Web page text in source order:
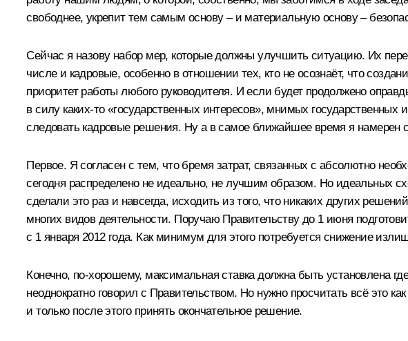
свободнее, укрепит тем самым основу – и материальную основу –
Сейчас я назову набор мер, которые должны улучшить ситуацию. Их
числе и кадровые, особенно в отношении тех, кто не осознаёт, что
приоритет работы любого руководителя. И если будет продолжено
в силу каких‑то «государственных интересов», мнимых
следовать кадровые решения. Ну а в самое ближайшее время я намерен
Первое. Я согласен с тем, что бремя затрат, связанных с абсолютно
сегодня распределено не идеально, не лучшим образом. Но идеальных
сделали это раз и навсегда, исходить из того, что никаких других
многих видов деятельности. Поручаю Правительству до 1 июня
с 1 января 2012 года. Как минимум для этого потребуется снижение
Конечно, по‑хорошему, максимальная ставка должна быть установлена
неоднократно говорил с Правительством. Но нужно просчитать всё это
и только после этого принять окончательное решение.